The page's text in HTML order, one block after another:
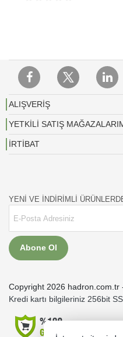
ALIŞVERİŞ
YETKİLİ SATIŞ
İRTİBAT
YENİ VE İNDİRİMLİ
Abone Ol
Copyright 2026 hadron.com.tr -
Kredi kartı bilgileriniz 256bit